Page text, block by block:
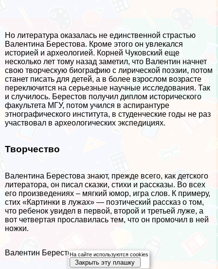
Но литература оказалась не единственной страстью
Валентина Берестова. Кроме этого он увлекался
историей и археологией. Корней Чуковский еще
несколько лет тому назад заметил, что Валентин начнет
свою творческую биографию с лирической поэзии, потом
станет писать для детей, а в более взрослом возрасте
переключится на серьезные научные исследования. Так
и случилось. Берестов получил диплом исторического
факультета МГУ, потом учился в аспирантуре
этнографического института, в студенческие годы не раз
участвовал в археологических экспедициях.
Творчество
Валентина Берестова знают, прежде всего, как детского
литератора, он писал сказки, стихи и рассказы. Во всех
его произведениях – мягкий юмор, игра слов. К примеру,
стих «Картинки в лужах» — поэтический рассказ о том,
что ребенок увидел в первой, второй и третьей луже, а
вот четвертая прославилась тем, что он промочил в ней
ножки.
Валентин Берестов в молодости
На сайте используются cookies
Закрыть эту плашку